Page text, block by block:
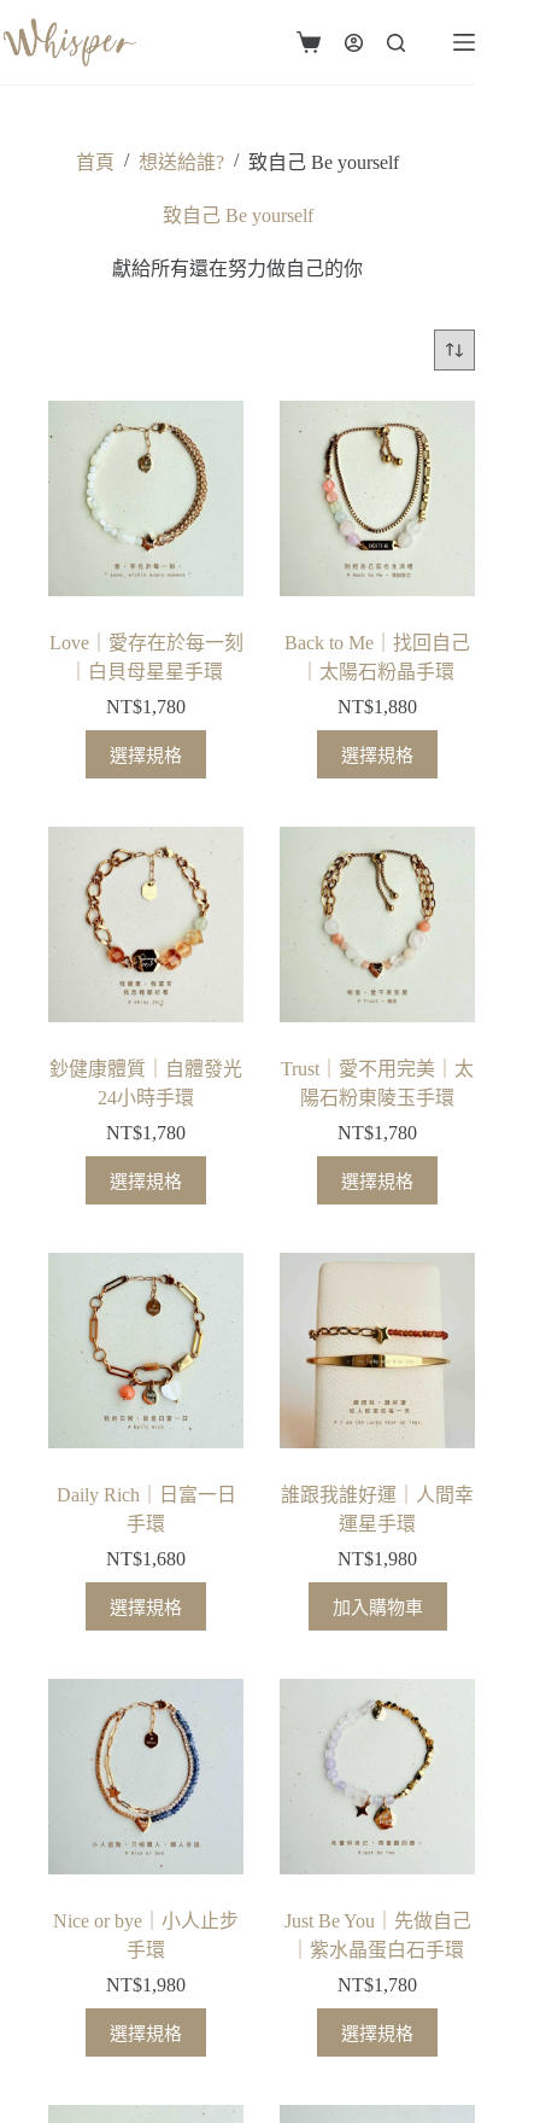
至
購
首頁 / 想送給誰? / 致自己 Be yourself
致自己 Be yourself
獻給所有還在努力做自己的你
Love｜愛存在於每一刻
｜白貝母星星手環
NT$1,780
選擇規格
此
產
有
多
種
式。
可
在
品
頁
面
擇
選
Back to Me｜找回自己
｜太陽石粉晶手環
NT$1,880
選擇規格
此
產
有
多
種
款
式。
可
在
品
頁
面
擇
選
鈔健康體質｜自體發光
24小時手環
NT$1,780
選擇規格
此
產
有
多
種
式。
可
在
品
頁
面
擇
選
Trust｜愛不用完美｜太
陽石粉東陵玉手環
NT$1,780
選擇規格
此
產
有
款
式。
可
在
品
頁
面
擇
選
Daily Rich｜日富一日
手環
NT$1,680
選擇規格
此
產
有
多
種
式。
可
在
品
頁
面
擇
選
誰跟我誰好運｜人間幸
運星手環
NT$1,980
加入購物車
Nice or bye｜小人止步
手環
NT$1,980
選擇規格
此
產
有
Just Be You｜先做自己
｜紫水晶蛋白石手環
NT$1,780
選擇規格
此
產
有